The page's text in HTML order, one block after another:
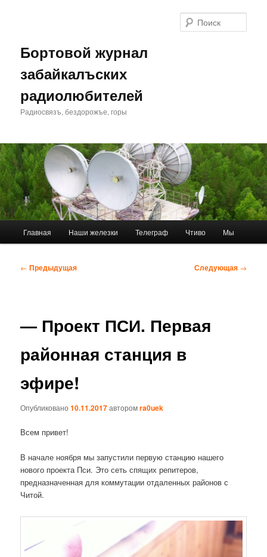
Бортовой журнал
забайкалъских
радиолюбителей
Радиосвязъ, бездорожъе, горы
Главная Наши железки Телеграф Чтиво Мы
Навигация
← Предыдущая Следующая →
— Проект ПСИ. Первая
районная станция в
эфире!
Опубликовано10.11.2017авторомra0uek
Всем привет!
В начале ноября мы запустили первую станцию нашего
нового проекта Пси. Это сеть спящих репитеров,
предназначенная для коммутации отдаленных районов с
Читой.